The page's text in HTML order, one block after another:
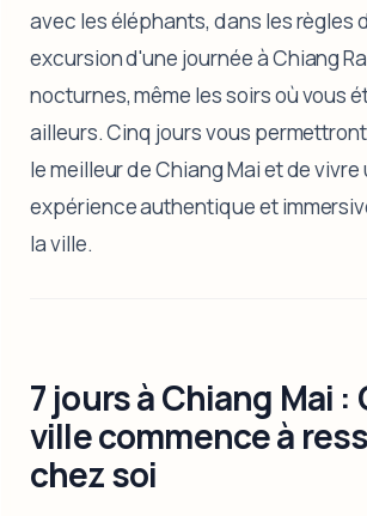
avec les éléphants, dans les règles
excursion d'une journée à Chiang
nocturnes, même les soirs où vous
ailleurs. Cinq jours vous
le meilleur de Chiang Mai et de vivre
expérience authentique et
la ville.
7 jours à Chiang Mai :
ville commence à
chez soi